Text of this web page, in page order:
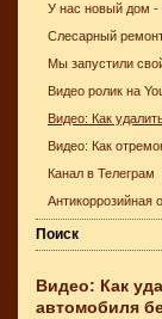
У нас новый дом -
Слесарный
Мы запустили
Видео ролик на
Видео: Как
Видео: Как
Канал в Телеграм
Антикоррозийная
Поиск
Видео: Как
автомобиля